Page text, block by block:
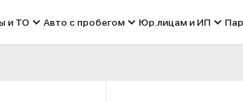
и ТО Авто с пробегом Юр.лицам и ИП